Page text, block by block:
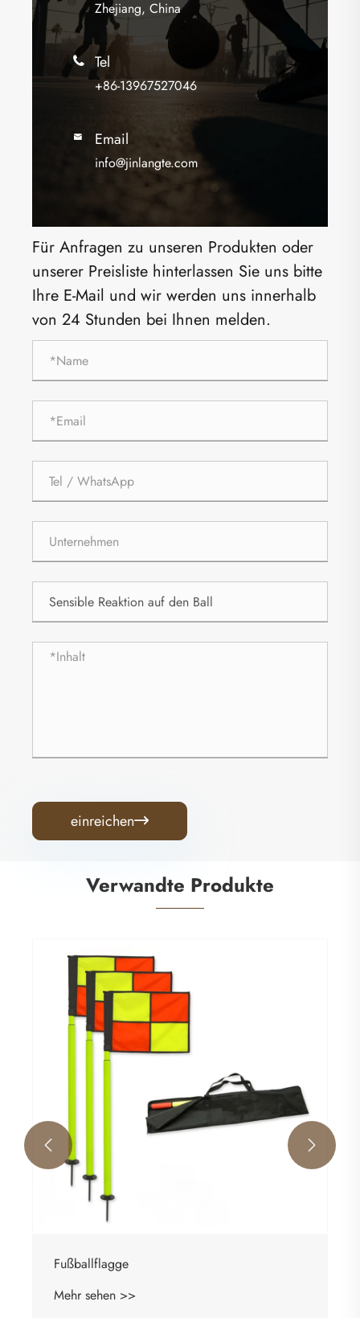
Zhejiang, China
 Tel
+86-13967527046
 Email
info@jinlangte.com
Für Anfragen zu unseren Produkten oder
unserer Preisliste hinterlassen Sie uns bitte
Ihre E-Mail und wir werden uns innerhalb
von 24 Stunden bei Ihnen melden.
einreichen
Verwandte Produkte
Fußball-Trainingsziel
Mehr sehen >>
 